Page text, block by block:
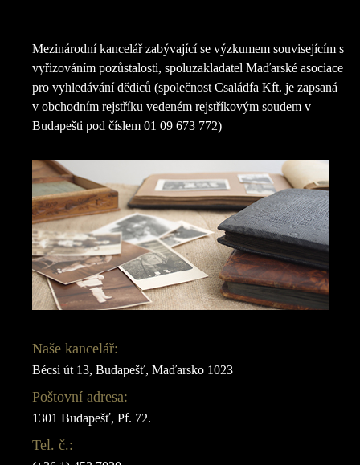
Mezinárodní kancelář zabývající se výzkumem souvisejícím s
vyřizováním pozůstalosti, spoluzakladatel Maďarské asociace
pro vyhledávání dědiců (společnost Családfa Kft. je zapsaná
v obchodním rejstříku vedeném rejstříkovým soudem v
Budapešti pod číslem 01 09 673 772)
Naše kancelář:
Bécsi út 13, Budapešť, Maďarsko 1023
Poštovní adresa:
1301 Budapešť, Pf. 72.
Tel. č.: